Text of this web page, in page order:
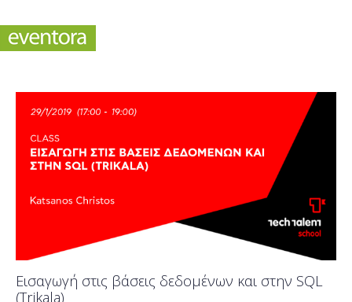
Εισαγωγή στις βάσεις δεδομένων και στην SQL
(Trikala)